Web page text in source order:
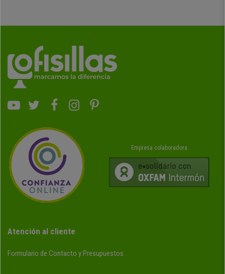
Empresa colaboradora
Atención al cliente
Formulario de Contacto y Presupuestos